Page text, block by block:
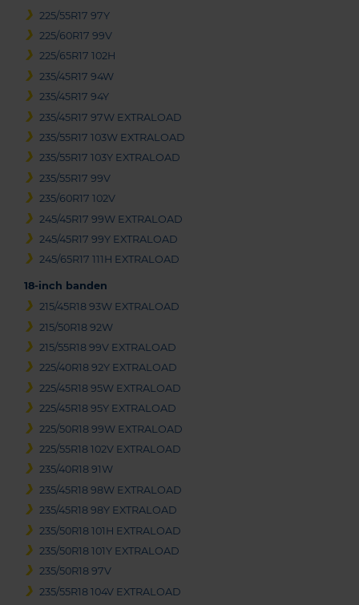
225/55R17 97Y
225/60R17 99V
225/65R17 102H
235/45R17 94W
235/45R17 94Y
235/45R17 97W EXTRALOAD
235/55R17 103W EXTRALOAD
235/55R17 103Y EXTRALOAD
235/55R17 99V
235/60R17 102V
245/45R17 99W EXTRALOAD
245/45R17 99Y EXTRALOAD
245/65R17 111H EXTRALOAD
18-inch banden
215/45R18 93W EXTRALOAD
215/50R18 92W
215/55R18 99V EXTRALOAD
225/40R18 92Y EXTRALOAD
225/45R18 95W EXTRALOAD
225/45R18 95Y EXTRALOAD
225/50R18 99W EXTRALOAD
225/55R18 102V EXTRALOAD
235/40R18 91W
235/45R18 98W EXTRALOAD
235/45R18 98Y EXTRALOAD
235/50R18 101H EXTRALOAD
235/50R18 101Y EXTRALOAD
235/50R18 97V
235/55R18 104V EXTRALOAD